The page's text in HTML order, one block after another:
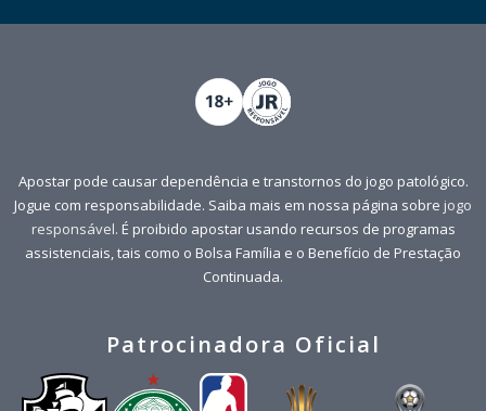
Apostar pode causar dependência e transtornos do jogo patológico.
Jogue com responsabilidade. Saiba mais em nossa página sobre jogo
responsável. É proibido apostar usando recursos de programas
assistenciais, tais como o Bolsa Família e o Benefício de Prestação
Continuada.
Patrocinadora Oficial